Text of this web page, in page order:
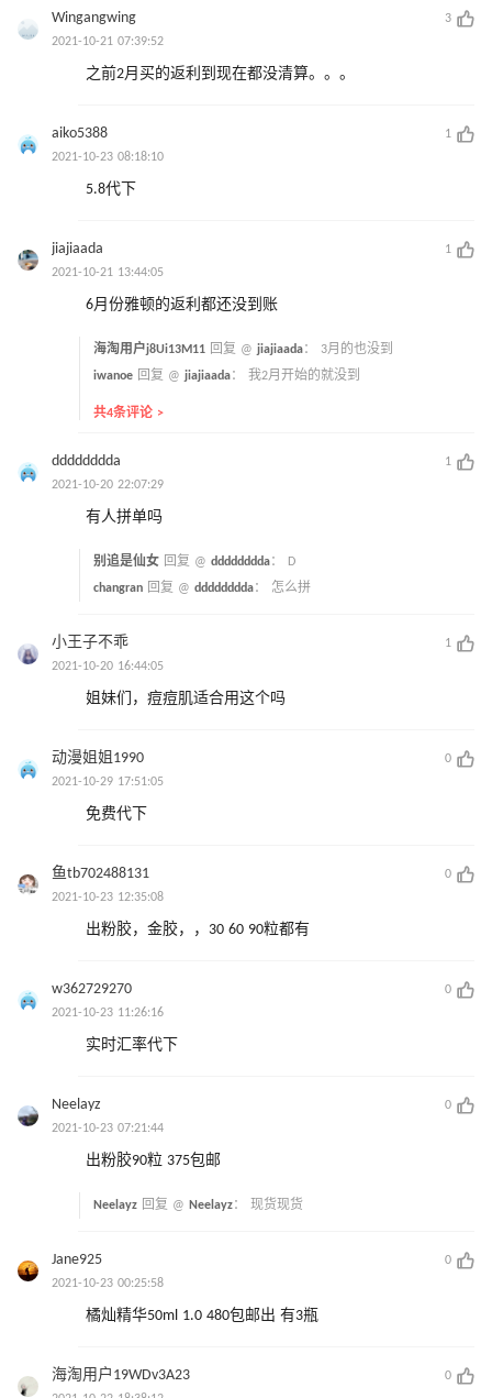
Wingangwing
3
2021-10-21 07:39:52
之前2月买的返利到现在都没清算。。。
aiko5388
1
2021-10-23 08:18:10
5.8代下
jiajiaada
1
2021-10-21 13:44:05
6月份雅顿的返利都还没到账
海淘用户j8Ui13M11 回复 @ jiajiaada： 3月的也没到
iwanoe 回复 @ jiajiaada： 我2月开始的就没到
共4条评论 >
dddddddda
1
2021-10-20 22:07:29
有人拼单吗
别追是仙女 回复 @ dddddddda：
D
changran 回复 @ dddddddda： 怎么拼
小王子不乖
1
2021-10-20 16:44:05
姐妹们，痘痘肌适合用这个吗
动漫姐姐1990
0
2021-10-29 17:51:05
免费代下
鱼tb702488131
0
2021-10-23 12:35:08
出粉胶，金胶，，30 60 90粒都有
w362729270
0
2021-10-23 11:26:16
实时汇率代下
Neelayz
0
2021-10-23 07:21:44
出粉胶90粒 375包邮
Neelayz 回复 @ Neelayz： 现货现货
Jane925
0
2021-10-23 00:25:58
橘灿精华50ml 1.0 480包邮出 有3瓶
海淘用户19WDv3A23
0